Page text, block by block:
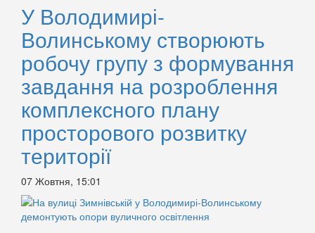
У Володимирі-
Волинському створюють
робочу групу з формування
завдання на розроблення
комплексного плану
просторового розвитку
території
07 Жовтня, 15:01